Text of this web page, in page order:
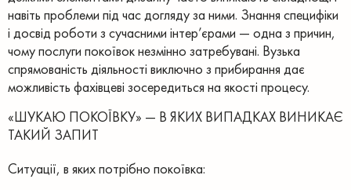
навіть проблеми під час догляду за ними. Знання специфіки
і досвід роботи з сучасними інтер’єрами — одна з причин,
чому послуги покоївок незмінно затребувані. Вузька
спрямованість діяльності виключно з прибирання дає
можливість фахівцеві зосередиться на якості процесу.
«ШУКАЮ ПОКОЇВКУ» — В ЯКИХ ВИПАДКАХ ВИНИКАЄ
ТАКИЙ ЗАПИТ
Ситуації, в яких потрібно покоївка: